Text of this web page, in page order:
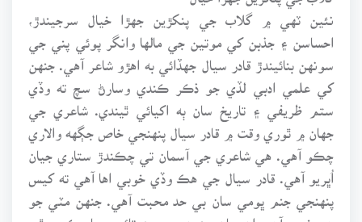
نئين ٽهي ۾ گلاب جي پنکڙين جهڙا خيال سرجيندڙ،
احساسن ۽ جذبن کي موتين جي مالها وانگر پوئي پني جي
سونهن بنائيندڙ قادر سيال جهڏائي به اهڙو شاعر آهي. جنهن
کي علمي ادبي لڏي جو ذڪر ڪندي وسارڻ سچ ته وڏي
ستم ظريفي ۽ تاريخ سان ٻه اکيائي ٿيندي. شاعري جي
جهان ۾ ٿوري وقت ۾ قادر سيال پنهنجي خاص جڳهه والاري
چڪو آهي. هي شاعري جي آسمان تي چڪندڙ ستاري جيان
اُڀريو آهي. قادر سيال جي هڪ وڏي خوبي اها آهي ته کيس
پنهنجي جنم ڀومي سان بي حد محبت آهي. جنهن مٽي جو
هو خمير آهي ان سان جنون جي حد تائين پيار ڪري ٿو.